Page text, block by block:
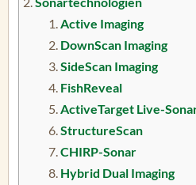
Active Imaging
DownScan Imaging
SideScan Imaging
FishReveal
ActiveTarget Live-
StructureScan
CHIRP-Sonar
Hybrid Dual Imaging